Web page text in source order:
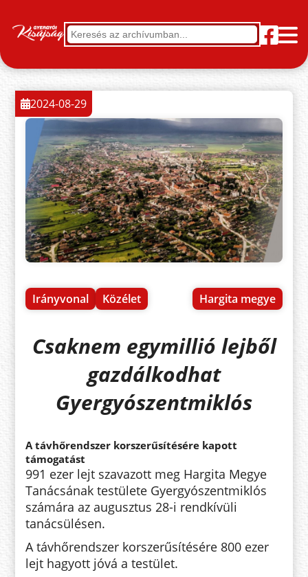
Irányvonal Közélet Hargita megye
2024-08-29
Csaknem egymillió lejből
gazdálkodhat
Gyergyószentmiklós
A távhőrendszer korszerűsítésére kapott
támogatást
991 ezer lejt szavazott meg Hargita Megye
Tanácsának testülete Gyergyószentmiklós
számára az augusztus 28-i rendkívüli
tanácsülésen.
A távhőrendszer korszerűsítésére 800 ezer
lejt hagyott jóvá a testület.